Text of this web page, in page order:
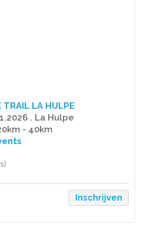
TRAIL LA HULPE
. La Hulpe
- 40km
Inschrijven